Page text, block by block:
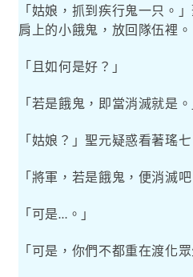
「姑娘，抓到疾行鬼一只。
肩上的小餓鬼，放回隊伍裡。
「且如何是好？」
「若是餓鬼，即當消滅就是
「姑娘？」聖元疑惑看著瑤七
「將軍，若是餓鬼，便消滅
「可是… 。」
「可是，你們不都重在渡化